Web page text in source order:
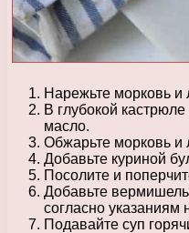
Нарежьте морковь и
В глубокой
масло.
Обжарьте морковь и
Добавьте куриной
Посолите и
Добавьте вермишель
согласно указаниям
Подавайте суп